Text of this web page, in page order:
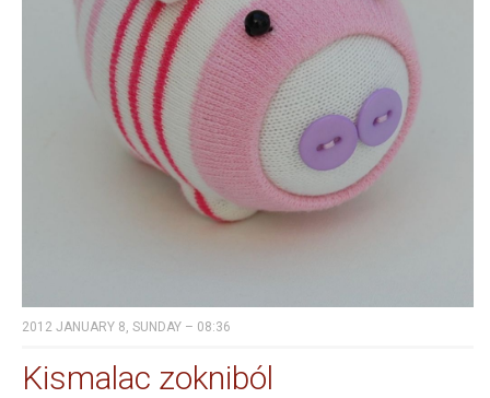
2012 JANUARY 8, SUNDAY – 08:36
Kismalac zokniból